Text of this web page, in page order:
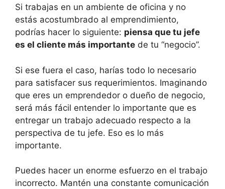
Si trabajas en un ambiente de oficina y no
estás acostumbrado al emprendimiento,
podrías hacer lo siguiente: piensa que tu jefe
es el cliente más importante de tu “negocio”.
Si ese fuera el caso, harías todo lo necesario
para satisfacer sus requerimientos. Imaginando
que eres un emprendedor o dueño de negocio,
será más fácil entender lo importante que es
entregar un trabajo adecuado respecto a la
perspectiva de tu jefe. Eso es lo más
importante.
Puedes hacer un enorme esfuerzo en el trabajo
incorrecto. Mantén una constante comunicación